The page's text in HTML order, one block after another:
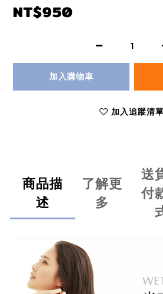
NT$950
加入購物車
加入追蹤清單
商品描
述
了解更
多
送
付